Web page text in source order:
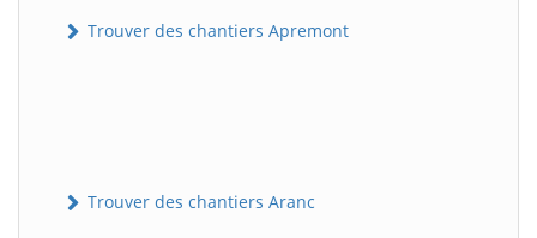
Trouver des chantiers Apremont
Trouver des chantiers Aranc